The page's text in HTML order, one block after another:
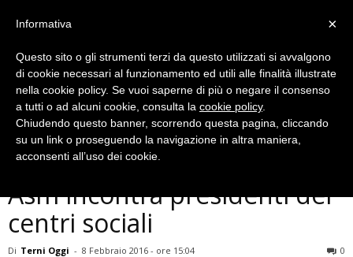
Cronaca
Terni, raccolta differenziata,
Asm incontra presidenti dei
centri sociali
Di Terni Oggi - 8 Febbraio 2016 - ore 15:04 0
×
Informativa
Questo sito o gli strumenti terzi da questo utilizzati si avvalgono
di cookie necessari al funzionamento ed utili alle finalità illustrate
nella cookie policy. Se vuoi saperne di più o negare il consenso
a tutti o ad alcuni cookie, consulta la cookie policy.
Chiudendo questo banner, scorrendo questa pagina, cliccando
su un link o proseguendo la navigazione in altra maniera,
acconsenti all’uso dei cookie.